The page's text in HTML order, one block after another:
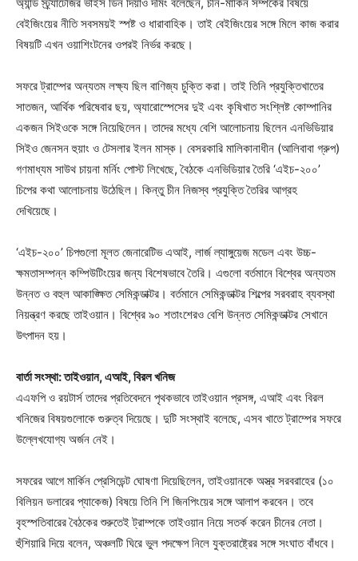
অ্যান্ড স্ট্র্যাটেজির ভাইস ডিন দিয়াও দমিং বলেছেন, চীন-মার্কিন সম্পর্কের বিষয়ে
বেইজিংয়ের নীতি সবসময়ই স্পষ্ট ও ধারাবাহিক। তাই বেইজিংয়ের সঙ্গে মিলে কাজ করার
বিষয়টি এখন ওয়াশিংটনের ওপরই নির্ভর করছে।
সফরে ট্রাম্পের অন্যতম লক্ষ্য ছিল বাণিজ্য চুক্তি করা। তাই তিনি প্রযুক্তিখাতের
সাতজন, আর্থিক পরিষেবার ছয়, অ্যারোস্পেসের দুই এবং কৃষিখাত সংশ্লিষ্ট কোম্পানির
একজন সিইওকে সঙ্গে নিয়েছিলেন। তাদের মধ্যে বেশি আলোচনায় ছিলেন এনভিডিয়ার
সিইও জেনসন হুয়াং ও টেসলার ইলন মাস্ক। বেসরকারি মালিকানাধীন (আলিবাবা গ্রুপ)
গণমাধ্যম সাউথ চায়না মর্নিং পোস্ট লিখেছে, বৈঠকে এনভিডিয়ার তৈরি ‘এইচ-২০০’
চিপের কথা আলোচনায় উঠেছিল। কিন্তু চীন নিজস্ব প্রযুক্তি তৈরির আগ্রহ
দেখিয়েছে।
‘এইচ-২০০’ চিপগুলো মূলত জেনারেটিভ এআই, লার্জ ল্যাঙ্গুয়েজ মডেল এবং উচ্চ-
ক্ষমতাসম্পন্ন কম্পিউটিংয়ের জন্য বিশেষভাবে তৈরি। এগুলো বর্তমানে বিশ্বের অন্যতম
উন্নত ও বহুল আকাঙ্ক্ষিত সেমিকন্ডাক্টর। বর্তমানে সেমিকন্ডাক্টর শিল্পের সরবরাহ ব্যবস্থা
নিয়ন্ত্রণ করছে তাইওয়ান। বিশ্বের ৯০ শতাংশেরও বেশি উন্নত সেমিকন্ডাক্টর সেখানে
উৎপাদন হয়।
বার্তা সংস্থা: তাইওয়ান, এআই, বিরল খনিজ
এএফপি ও রয়টার্স তাদের প্রতিবেদনে পৃথকভাবে তাইওয়ান প্রসঙ্গ, এআই এবং বিরল
খনিজের বিষয়গুলোকে গুরুত্ব দিয়েছে। দুটি সংস্থাই বলেছে, এসব খাতে ট্রাম্পের সফরে
উল্লেখযোগ্য অর্জন নেই।
সফরের আগে মার্কিন প্রেসিডেন্ট ঘোষণা দিয়েছিলেন, তাইওয়ানকে অস্ত্র সরবরাহের (১০
বিলিয়ন ডলারের প্যাকেজ) বিষয়ে তিনি শি জিনপিংয়ের সঙ্গে আলাপ করবেন। তবে
বৃহস্পতিবারের বৈঠকের শুরুতেই ট্রাম্পকে তাইওয়ান নিয়ে সতর্ক করেন চীনের নেতা।
হুঁশিয়ারি দিয়ে বলেন, অঞ্চলটি ঘিরে ভুল পদক্ষেপ নিলে যুক্তরাষ্ট্রের সঙ্গে সংঘাত বাঁধবে।